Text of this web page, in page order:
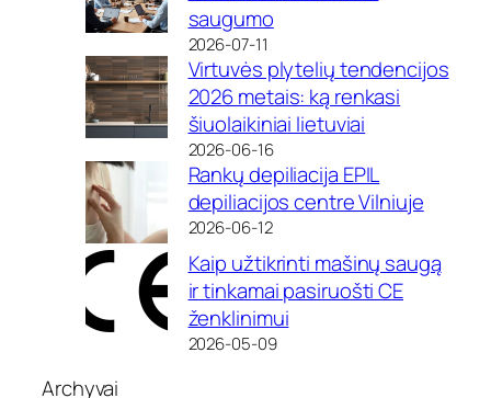
saugumo
2026-07-11
Virtuvės plytelių tendencijos
2026 metais: ką renkasi
šiuolaikiniai lietuviai
2026-06-16
Rankų depiliacija EPIL
depiliacijos centre Vilniuje
2026-06-12
Kaip užtikrinti mašinų saugą
ir tinkamai pasiruošti CE
ženklinimui
2026-05-09
Archyvai